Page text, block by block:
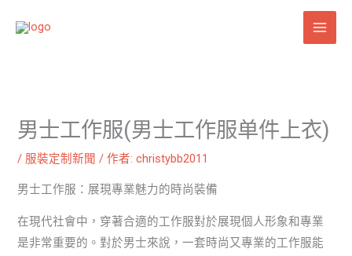
男士工作服(男士工作服单件上衣)
/ 服裝定制新聞 / 作者:christybb2011
男士工作服：展現專業魅力的時尚裝備
在現代社會中，穿著合適的工作服對於展現個人形象和專業
是非常重要的。對於男士來說，一套時尚又專業的工作服能